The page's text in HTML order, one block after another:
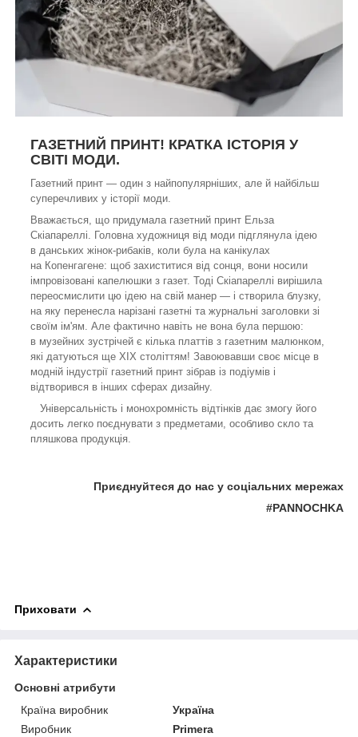
ГАЗЕТНИЙ ПРИНТ! КРАТКА ІСТОРІЯ У
СВІТІ МОДИ.
Газетний принт — один з найпопулярніших, але й найбільш
суперечливих у історії моди.
Вважається, що придумала газетний принт Ельза
Скіапареллі. Головна художниця від моди підглянула ідею
в данських жінок-рибаків, коли була на канікулах
на Копенгагене: щоб захиститися від сонця, вони носили
імпровізовані капелюшки з газет. Тоді Скіапареллі вирішила
переосмислити цю ідею на свій манер — і створила блузку,
на яку перенесла нарізані газетні та журнальні заголовки зі
своїм ім'ям. Але фактично навіть не вона була першою:
в музейних зустрічей є кілька платтів з газетним малюнком,
які датуються ще XIX століттям! Завоювавши своє місце в
модній індустрії газетний принт зібрав із подіумів і
відтворився в інших сферах дизайну.
Універсальність і монохромність відтінків дає змогу його
досить легко поєднувати з предметами, особливо скло та
пляшкова продукція.
Приєднуйтеся до нас у соціальних мережах
#PANNOCHKA
Приховати
Характеристики
Основні атрибути
Країна виробник
Україна
Виробник
Primera